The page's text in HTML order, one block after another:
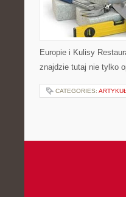
Europie i Kulisy
znajdzie tutaj nie tylko
CATEGORIES: